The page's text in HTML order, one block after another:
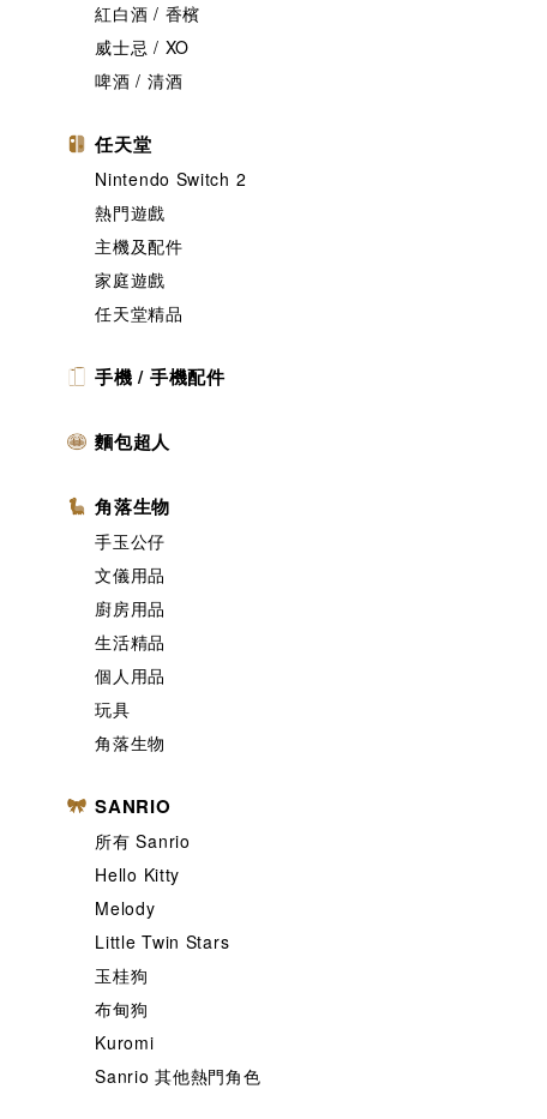
紅白酒 / 香檳
威士忌 / XO
啤酒 / 清酒
任天堂
Nintendo Switch 2
熱門遊戲
主機及配件
家庭遊戲
任天堂精品
手機 / 手機配件
麵包超人
角落生物
手玉公仔
文儀用品
廚房用品
生活精品
個人用品
玩具
角落生物
SANRIO
所有 Sanrio
Hello Kitty
Melody
Little Twin Stars
玉桂狗
布甸狗
Kuromi
Sanrio 其他熱門角色